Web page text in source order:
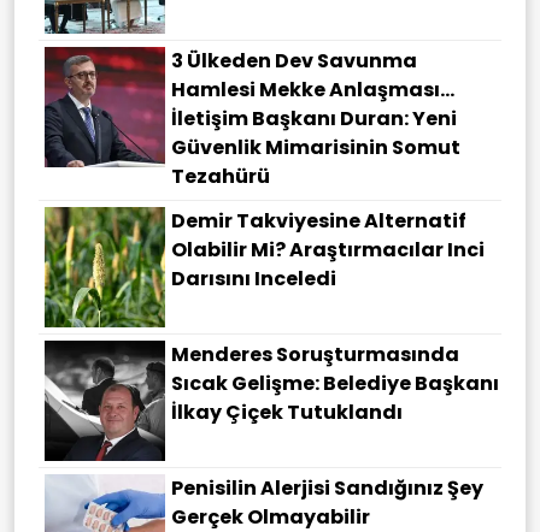
3 Ülkeden Dev Savunma
Hamlesi Mekke Anlaşması…
İletişim Başkanı Duran: Yeni
Güvenlik Mimarisinin Somut
Tezahürü
Demir Takviyesine Alternatif
Olabilir Mi? Araştırmacılar Inci
Darısını Inceledi
Menderes Soruşturmasında
Sıcak Gelişme: Belediye Başkanı
İlkay Çiçek Tutuklandı
Penisilin Alerjisi Sandığınız Şey
Gerçek Olmayabilir